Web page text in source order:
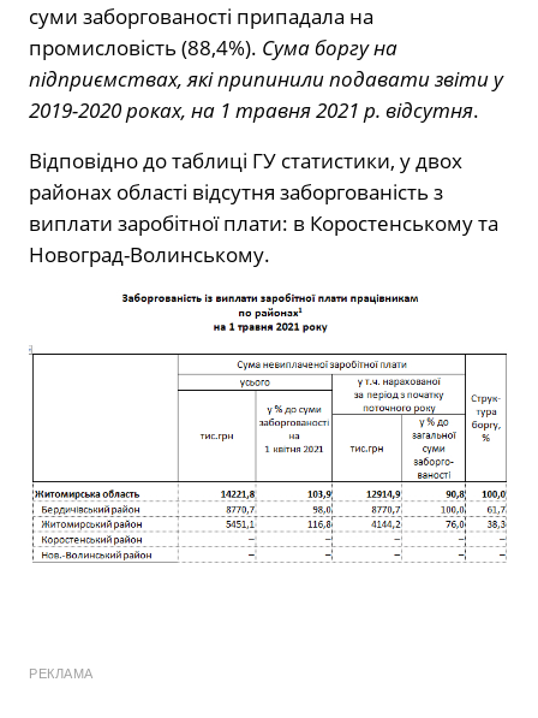
суми заборгованості припадала на
промисловість (88,4%). Сума боргу на
підприємствах, які припинили подавати звіти у
2019-2020 роках, на 1 травня 2021 р. відсутня.
Відповідно до таблиці ГУ статистики, у двох
районах області відсутня заборгованість з
виплати заробітної плати: в Коростенському та
Новоград-Волинському.
РЕКЛАМА